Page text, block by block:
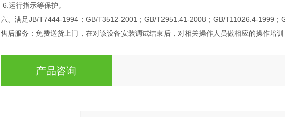
6.运行指示等保护。
六、 满足JB/T7444-1994；GB/T3512-2001；GB/T2951.41-2008；GB/T11026.4-1999；
售后服务：免费送货上门，在对该设备安装调试结束后，对相关操作人员做相应的操作培
产品咨询